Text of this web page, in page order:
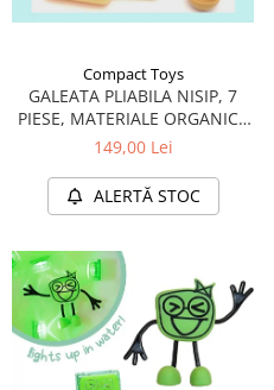
Compact Toys
GALEATA PLIABILA NISIP, 7
PIESE, MATERIALE ORGANICE
ECO-FRIENDLY, VERDE
149,00 Lei
ALERTĂ STOC